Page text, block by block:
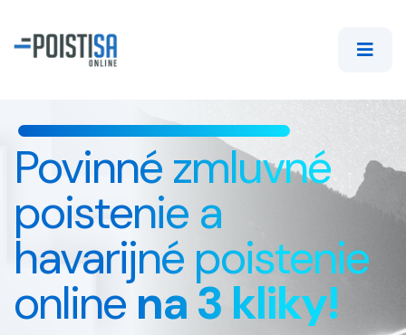
Povinné zmluvné
poistenie a
havarijné poistenie
onlinena 3 kliky!